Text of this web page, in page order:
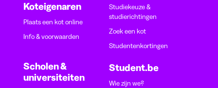
Koteigenaren
Plaats een kot online
Info & voorwaarden
Scholen &
universiteiten
Studiekeuze &
studierichtingen
Zoek een kot
Studentenkortingen
Student.be
Wie zijn we?